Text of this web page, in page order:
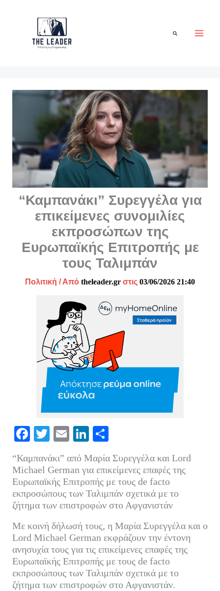
Αναζήτηση
“Καμπανάκι” Συρεγγέλα για
επικείμενες συνομιλίες
εκπροσώπων της
Ευρωπαϊκής Επιτροπής με
τους Ταλιμπάν
Πολιτική / Από theleader.gr στις 03/06/2026 21:40
Fa
bo
ok
T
wi
tte
r
E
m
ail
Li
nk
ed
In
ρ
α
στ
εί
τε
“Καμπανάκι” από Μαρία Συρεγγέλα και Lord
Michael German για επικείμενες επαφές της
Ευρωπαϊκής Επιτροπής με τους de facto
εκπροσώπους των Ταλιμπάν σχετικά με το
ζήτημα των επιστροφών στο Αφγανιστάν
Με κοινή δήλωσή τους, η Μαρία Συρεγγέλα και ο
Lord Michael German εκφράζουν την έντονη
ανησυχία τους για τις επικείμενες επαφές της
Ευρωπαϊκής Επιτροπής με τους de facto
εκπροσώπους των Ταλιμπάν σχετικά με το
ζήτημα των επιστροφών στο Αφγανιστάν.